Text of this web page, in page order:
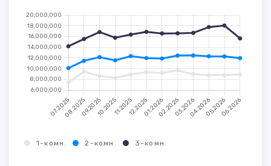
1-комн. 2-комн. 3-комн.